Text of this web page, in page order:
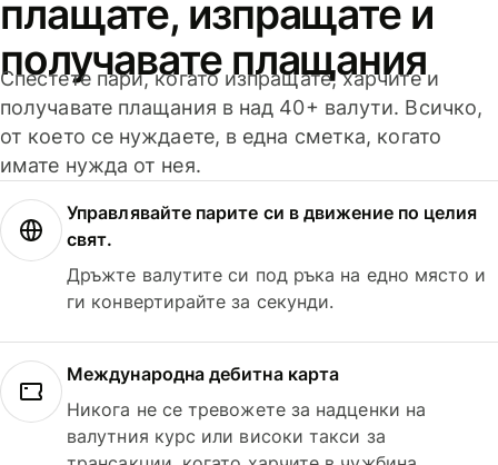
плащате, изпращате и
получавате плащания
Спестете пари, когато изпращате, харчите и
получавате плащания в над 40+ валути. Всичко,
от което се нуждаете, в една сметка, когато
имате нужда от нея.
Управлявайте парите си в движение по целия
свят.
Дръжте валутите си под ръка на едно място и
ги конвертирайте за секунди.
Международна дебитна карта
Никога не се тревожете за надценки на
валутния курс или високи такси за